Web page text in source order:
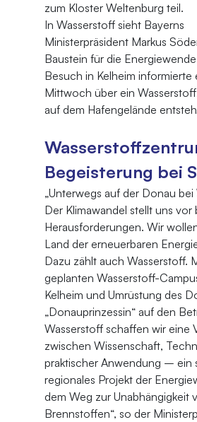
zum Kloster Weltenburg teil.
In Wasserstoff sieht Bayerns
Ministerpräsident Markus
Baustein für die
Besuch in Kelheim informierte
Mittwoch über ein
auf dem Hafengelände
Begeisterung bei
„Unterwegs auf der Donau
Der Klimawandel stellt uns vor
Herausforderungen. Wir
Land der erneuerbaren
Dazu zählt auch Wasserstoff.
geplanten Wasserstoff-
Kelheim und Umrüstung des
„Donauprinzessin“ auf den
Wasserstoff schaffen wir eine
zwischen Wissenschaft,
praktischer Anwendung – ein
regionales Projekt der
dem Weg zur Unabhängigkeit
Brennstoffen“, so der